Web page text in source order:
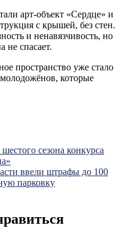
арт-объект «Сердце» и
с крышей, без стен.
и ненавязчивость, но
не спасает.
пространство уже стало
которые
сезона конкурса
ввели штрафы до 100
парковку